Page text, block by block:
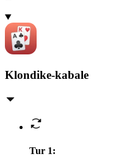
Klondike-kabale
Tur 1: